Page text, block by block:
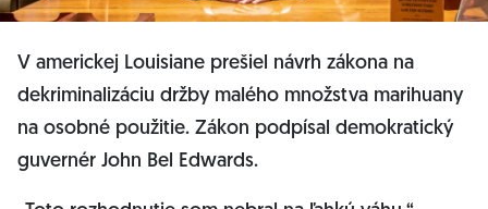
V americkej Louisiane prešiel návrh zákona na
dekriminalizáciu držby malého množstva marihuany
na osobné použitie. Zákon podpísal demokratický
guvernér John Bel Edwards.